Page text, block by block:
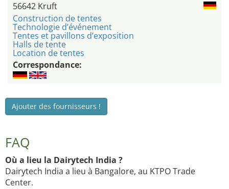
56642 Kruft
Construction de tentes
Technologie d’événement
Tentes et pavillons d’exposition
Halls de tente
Location de tentes
Correspondance:
Ajouter des fournisseurs !
FAQ
Où a lieu la Dairytech India ?
Dairytech India a lieu à Bangalore, au KTPO Trade
Center.